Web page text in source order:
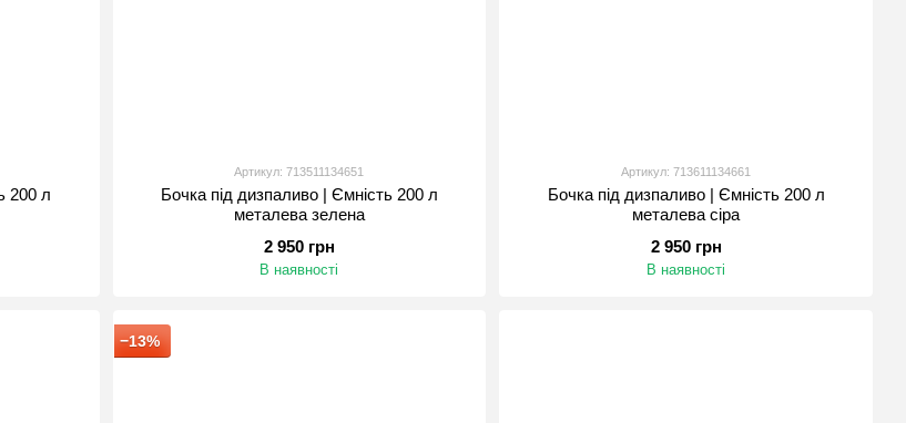
200 л
Артикул: 713511134651
Бочка під дизпаливо | Ємність 200 л
металева зелена
2 950 грн
В наявності
Артикул: 713611134661
Бочка під дизпаливо | Ємність 200 л
металева сіра
2 950 грн
В наявності
−13%